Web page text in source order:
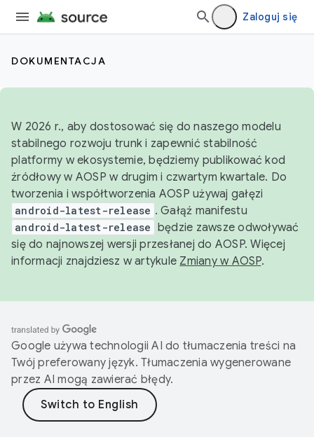
Zaloguj się
DOKUMENTACJA
W 2026 r., aby dostosować się do naszego modelu
stabilnego rozwoju trunk i zapewnić stabilność
platformy w ekosystemie, będziemy publikować kod
źródłowy w AOSP w drugim i czwartym kwartale. Do
tworzenia i współtworzenia AOSP używaj gałęzi
android-latest-release . Gałąź manifestu
android-latest-release będzie zawsze odwoływać
się do najnowszej wersji przesłanej do AOSP. Więcej
informacji znajdziesz w artykule Zmiany w AOSP.
Google używa technologii AI do tłumaczenia treści na
Twój preferowany język. Tłumaczenia wygenerowane
przez AI mogą zawierać błędy.